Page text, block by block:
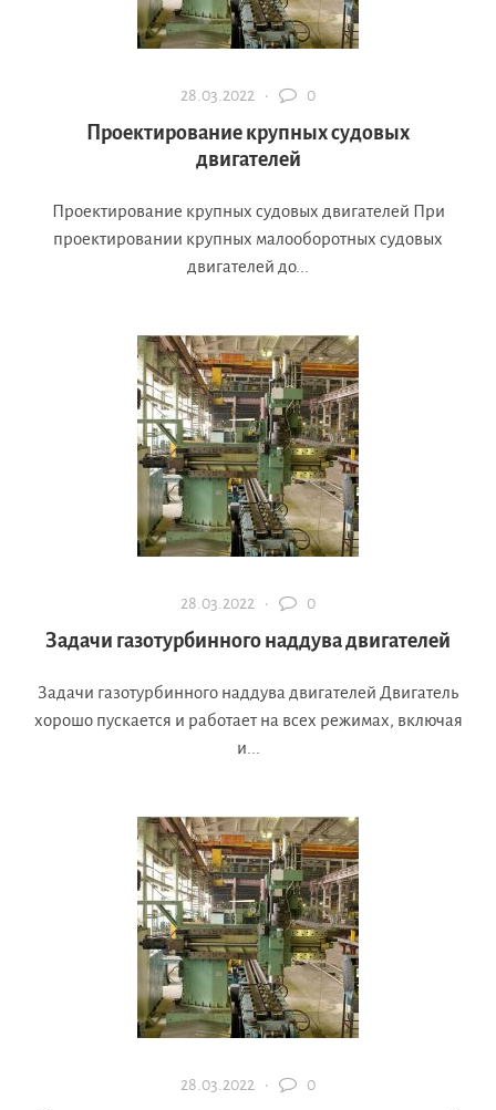
28.03.2022 · 0
Проектирование крупных судовых
двигателей
Проектирование крупных судовых двигателей При
проектировании крупных малооборотных судовых
двигателей до...
28.03.2022 · 0
Задачи газотурбинного наддува двигателей
Задачи газотурбинного наддува двигателей Двигатель
хорошо пускается и работает на всех режимах, включая
и...
28.03.2022 · 0